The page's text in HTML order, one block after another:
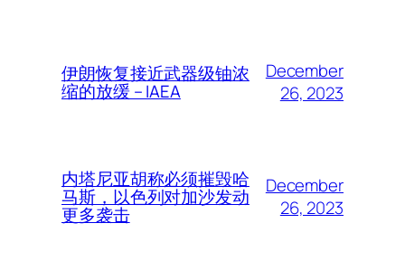
伊朗恢复接近武器级铀浓
缩的放缓 – IAEA
December
26, 2023
内塔尼亚胡称必须摧毁哈
马斯，以色列对加沙发动
更多袭击
December
26, 2023